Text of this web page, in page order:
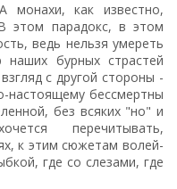
монахи, как известно,
этом парадокс, в этом
ведь нельзя умереть
бурных страстей
с другой стороны -
настоящему бессмертны
без всяких "но" и
перечитывать,
к этим сюжетам волей-
где со слезами, где